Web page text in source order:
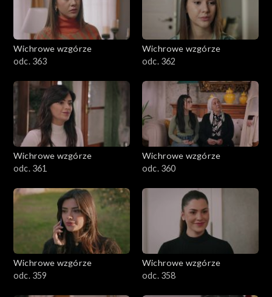
Wichrowe wzgórze
odc. 363
Wichrowe wzgórze
odc. 362
Wichrowe wzgórze
odc. 361
Wichrowe wzgórze
odc. 360
Wichrowe wzgórze
odc. 359
Wichrowe wzgórze
odc. 358